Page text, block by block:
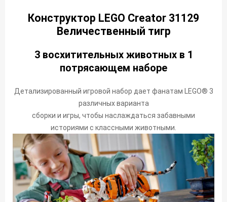
Конструктор LEGO Creator 31129
Величественный тигр
3 восхитительных животных в 1
потрясающем наборе
Детализированный игровой набор дает фанатам LEGO® 3
различных варианта
сборки и игры, чтобы наслаждаться забавными
историями с классными животными.